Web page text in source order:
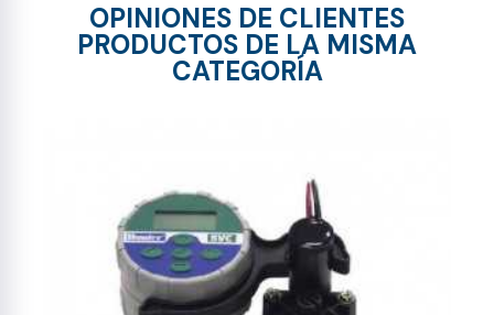
OPINIONES DE CLIENTES
PRODUCTOS DE LA MISMA
CATEGORÍA